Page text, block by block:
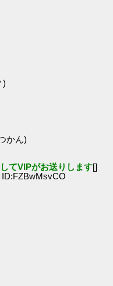
)
かん)
てVIPがお送りします[]
ID:FZBwMsvCO